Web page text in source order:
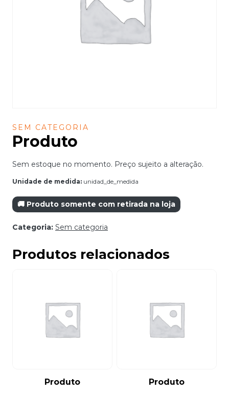
SEM CATEGORIA
Produto
Sem estoque no momento. Preço sujeito a alteração.
Unidade de medida: unidad_de_medida
🚚 Produto somente com retirada na loja
Categoria: Sem categoria
Produtos relacionados
Produto Produto